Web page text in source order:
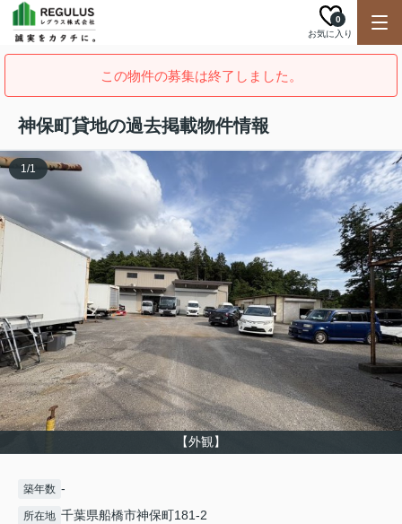
お気に入り
0
この物件の募集は終了しました。
神保町貸地の過去掲載物件情報
【外観】
1/1
築年数 -
所在地 千葉県船橋市神保町181-2